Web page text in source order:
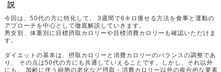
説
今回は、50代の方に特化して、 3週間で6キロ痩せる方法を食事と運動の
アプローチを中心として徹底解説していきます。
男女別、体重別に目標摂取カロリーや目標消費カロリーも確認いただけま
す。
ダイエットの基本は、摂取カロリーと消費カロリーのバランスの調整であ
り、 その点は50代の方にも共通していえることです。しかし、それ以外
にも、 加齢に伴う細胞の老化など摂取・消費カロリー以外の複合的な要素